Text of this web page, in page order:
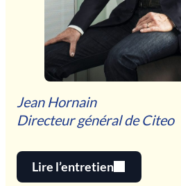
Jean Hornain
Directeur général de Citeo
Lire l’entretien